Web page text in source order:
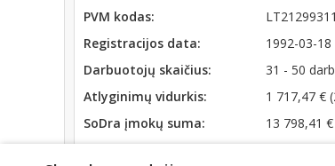
PVM kodas:
Registracijos data:
1992-03-18
Darbuotojų skaičius:
31 - 50
Atlyginimų vidurkis:
1 717,47 €
SoDra įmokų suma:
13 798,41
Apyvarta:
3 052 211